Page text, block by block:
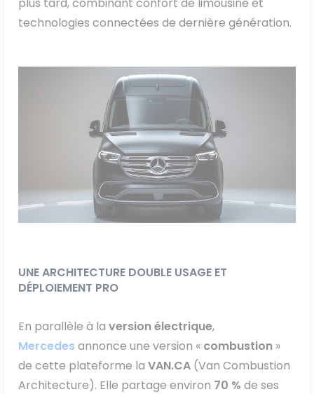
technologies connectées de dernière génération.
UNE ARCHITECTURE DOUBLE USAGE ET
DÉPLOIEMENT PRO
En parallèle à la version électrique,
Mercedes annonce une version « combustion »
de cette plateforme la VAN.CA (Van Combustion
Architecture). Elle partage environ 70 % de ses